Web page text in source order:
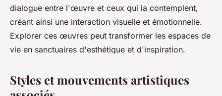
dialogue entre l'œuvre et ceux qui la contemplent,
créant ainsi une interaction visuelle et émotionnelle.
Explorer ces œuvres peut transformer les espaces de
vie en sanctuaires d'esthétique et d'inspiration.
Styles et mouvements artistiques